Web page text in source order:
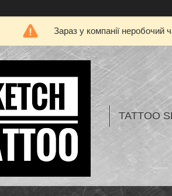
Зараз у компанії неробочий
TATTOO